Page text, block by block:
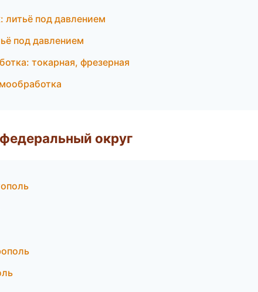
под давлением
под давлением
токарная, фрезерная
округ